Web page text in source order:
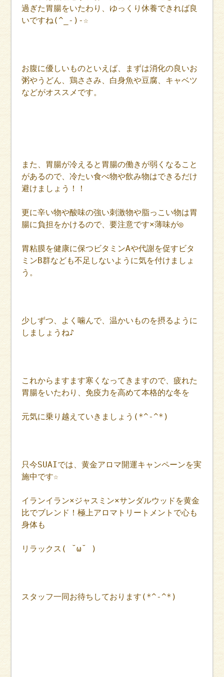
過ぎた胃腸をいたわり、ゆっくり休養できれば良
いですね(^_-)-☆
お腹に優しいものといえば、まずは消化の良いお
粥やうどん、鶏ささみ、白身魚や豆腐、キャベツ
などがオススメです。
また、胃腸が冷えると胃腸の働きが弱くなること
があるので、冷たい食べ物や飲み物はできるだけ
避けましょう！！
更に辛い物や酸味の強い刺激物や脂っこい物は胃
腸に負担をかけるので、要注意です×薄味が◎
胃粘膜を健康に保つビタミンAや代謝を促すビタ
ミンB群なども不足しないように気を付けましょ
う。
少しずつ、よく噛んで、温かいものを摂るように
しましょうね♪
これからますます寒くなってきますので、疲れた
胃腸をいたわり、免疫力を高めて本格的な冬を
元気に乗り越えていきましょう(*^-^*)
只今SUAIでは、黄金アロマ開運キャンペーンを実
施中です☆
イランイラン×ジャスミン×サンダルウッドを黄金
比でブレンド！極上アロマトリートメントで心も
身体も
リラックス( ˘ω˘ )
スタッフ一同お待ちしております(*^-^*)